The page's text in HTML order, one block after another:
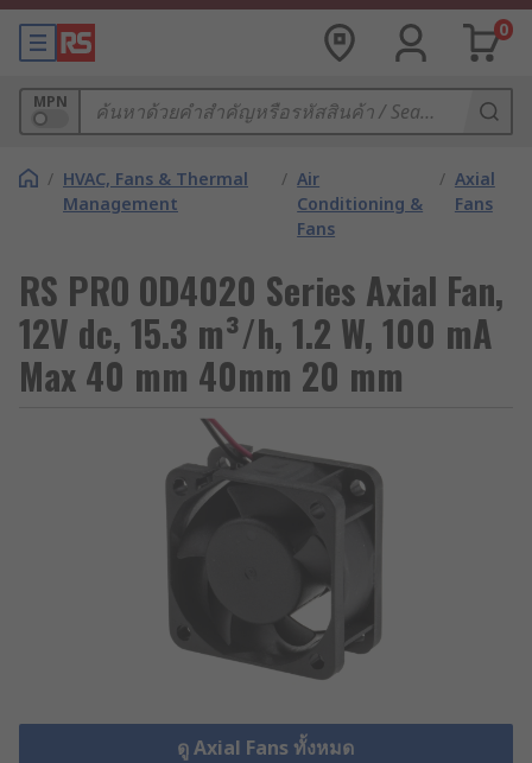
0
MPN
/ HVAC, Fans & Thermal
Management
/ Air
Conditioning &
Fans
/ Axial
Fans
RS PRO OD4020 Series Axial Fan,
12V dc, 15.3 m³/h, 1.2 W, 100 mA
Max 40 mm 40mm 20 mm
ดู Axial Fans ทั้งหมด